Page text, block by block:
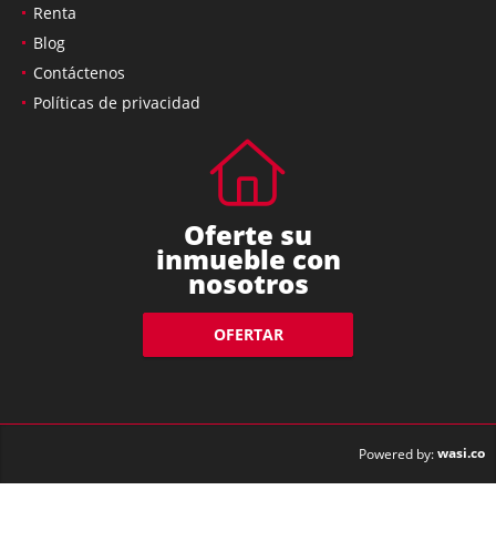
Renta
Blog
Contáctenos
Políticas de privacidad
Oferte su
inmueble con
nosotros
OFERTAR
Powered by:wasi.co